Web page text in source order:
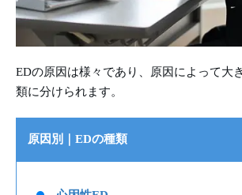
EDの原因は様々であり、原因によって大
類に分けられます。
原因別｜EDの種類